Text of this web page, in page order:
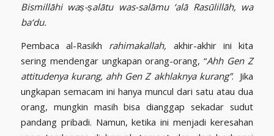
Bismillāhi waṣ-ṣalātu was-salāmu ‘alā Rasūlillāh, wa
ba‘du.
Pembaca al-Rasikh rahimakallah, akhir-akhir ini kita
sering mendengar ungkapan orang-orang, “Ahh Gen Z
attitudenya kurang, ahh Gen Z akhlaknya kurang”. Jika
ungkapan semacam ini hanya muncul dari satu atau dua
orang, mungkin masih bisa dianggap sekadar sudut
pandang pribadi. Namun, ketika ini menjadi keresahan